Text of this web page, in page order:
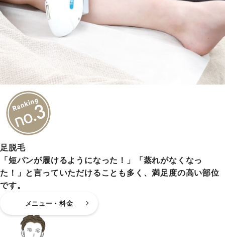
足脱毛
「短パンが履けるようになった！」「蒸れがなくなっ
た！」と言っていただけることも多く、満足度の高い部位
です。
メニュー・料金